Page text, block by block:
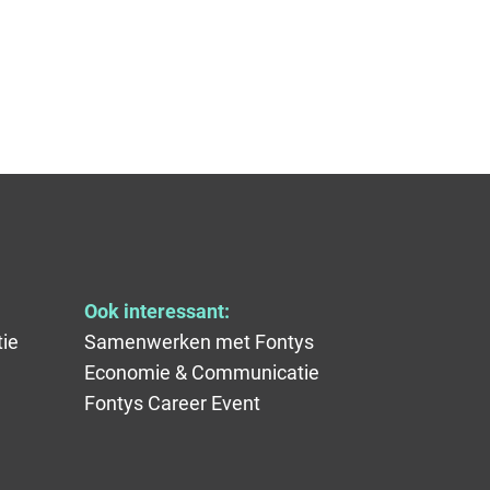
Ook interessant:
Samenwerken met Fontys
Economie & Communicatie
Fontys Career Event